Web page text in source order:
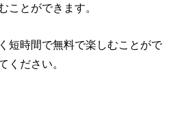
ことができます。
短時間で無料で楽しむことがで
ください。